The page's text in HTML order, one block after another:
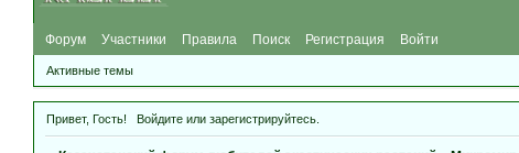
Форум Участники Правила Поиск Регистрация Войти
Активные темы
Привет, Гость! Войдитеили зарегистрируйтесь.